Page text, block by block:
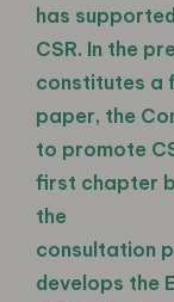
has
CSR. In the
constitutes a
paper, the
to promote
first chapter
the
consultation
develops the